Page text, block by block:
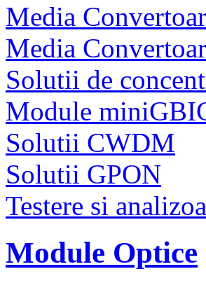
Media
Media
Solutii de
Module
Solutii CWDM
Solutii GPON
Testere si
Module Optice